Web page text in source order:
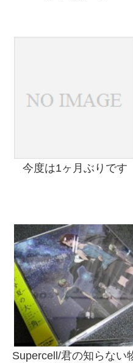
今度は1ヶ月ぶりです
Supercell/君の知らない